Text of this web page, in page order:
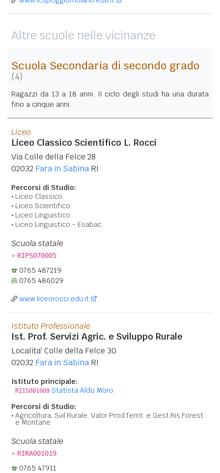
Altre scuole nelle vicinanze
Scuola Secondaria di secondo grado
(4)
Ragazzi da 13 a 18 anni. Il ciclo degli studi ha una durata
fino a cinque anni.
Liceo
Liceo Classico Scientifico L. Rocci
Via Colle della Felce 28
02032 Fara in Sabina RI
Percorsi di Studio:
Liceo Classico
Liceo Scientifico
Liceo Linguistico
Liceo Linguistico - Esabac
Scuola statale
» RIPS070005
0765 487219
0765 486029
www.liceorocci.edu.it
Istituto Professionale
Ist. Prof. Servizi Agric. e Sviluppo Rurale
Localita' Colle della Felce 30
02032 Fara in Sabina RI
Istituto principale:
RIIS001009 Statista Aldo Moro
Percorsi di Studio:
Agricoltura, Svil.Rurale, Valor.Prod.Territ. e Gest.Ris.Forest.
e Montane
Scuola statale
» RIRA001019
0765 47911